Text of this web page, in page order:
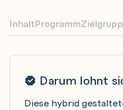
Darum lohnt
Diese hybrid
InhaltProgramm